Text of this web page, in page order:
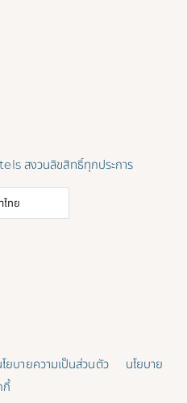
สงวนลิขสิทธิ์ทุกประการ
ไทย
ยบายความเป็นส่วนตัว
นโยบาย
กี้